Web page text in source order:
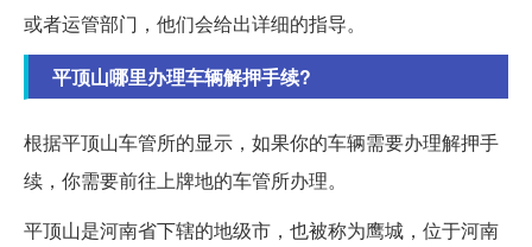
或者运管部门，他们会给出详细的指导。
平顶山哪里办理车辆解押手续?
根据平顶山车管所的显示，如果你的车辆需要办理解押手
续，你需要前往上牌地的车管所办理。
平顶山是河南省下辖的地级市，也被称为鹰城，位于河南